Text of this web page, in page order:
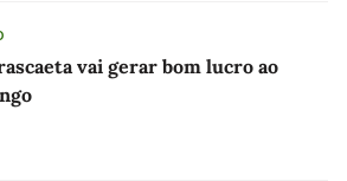
vai gerar bom lucro ao